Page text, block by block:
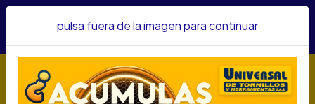
confianza&nbsp;Recibe un KIT PARRILLERO por compras
pulsa fuera de la imagen para continuar